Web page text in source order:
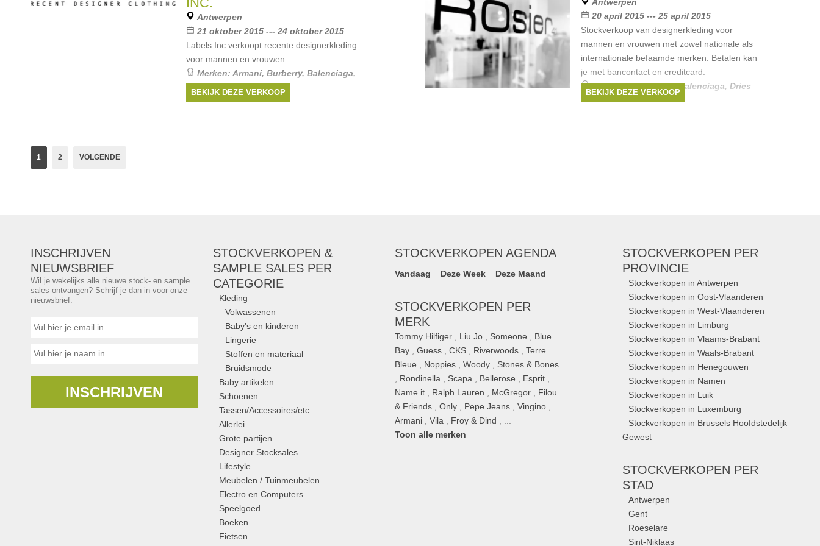
Jacobs
Antwerpen
21 oktober 2015 --- 24 oktober 2015
Labels Inc verkoopt recente designerkleding
voor mannen en vrouwen.
Merken: Armani, Burberry, Balenciaga,
Christian Dior,Fendi, ...
BEKIJK DEZE VERKOOP
20 april 2015 --- 25 april 2015
Stockverkoop van designerkleding voor
mannen en vrouwen met zowel nationale als
internationale befaamde merken. Betalen kan
je met bancontact en creditcard.
Merken:Chloë,Dior,Balenciaga, Dries
Van Noten,MARNI, ...
BEKIJK DEZE VERKOOP
1 2 VOLGENDE
INSCHRIJVEN
NIEUWSBRIEF
Wil je wekelijks alle nieuwe stock- en sample
sales ontvangen? Schrijf je dan in voor onze
nieuwsbrief.
INSCHRIJVEN
STOCKVERKOPEN &
SAMPLE SALES PER
CATEGORIE
Kleding
Volwassenen
Baby's en kinderen
Lingerie
Stoffen en materiaal
Bruidsmode
Baby artikelen
Schoenen
Tassen/Accessoires/etc
Allerlei
Grote partijen
Designer Stocksales
Lifestyle
Meubelen / Tuinmeubelen
Electro en Computers
Speelgoed
Boeken
Fietsen
STOCKVERKOPEN AGENDA
Vandaag Deze Week Deze Maand
STOCKVERKOPEN PER
MERK
Tommy Hilfiger Liu Jo Someone
Blue
Bay ,Guess ,CKS Riverwoods ,Terre
Bleue
Noppies ,Woody
Stones & Bones
Rondinella Scapa Bellerose Esprit
Name it
Ralph Lauren McGregor
Filou
& Friends ,Only Pepe Jeans ,Vingino
Armani ,Vila Froy & Dind
Toon alle merken
STOCKVERKOPEN PER
PROVINCIE
Stockverkopen in Antwerpen
Stockverkopen in Oost-Vlaanderen
Stockverkopen in West-Vlaanderen
Stockverkopen in Limburg
Stockverkopen in Vlaams-Brabant
Stockverkopen in Waals-Brabant
Stockverkopen in Henegouwen
Stockverkopen in Namen
Stockverkopen in Luik
Stockverkopen in Luxemburg
Stockverkopen in Brussels Hoofdstedelijk
Gewest
STOCKVERKOPEN PER
STAD
Antwerpen
Gent
Roeselare
Sint-Niklaas